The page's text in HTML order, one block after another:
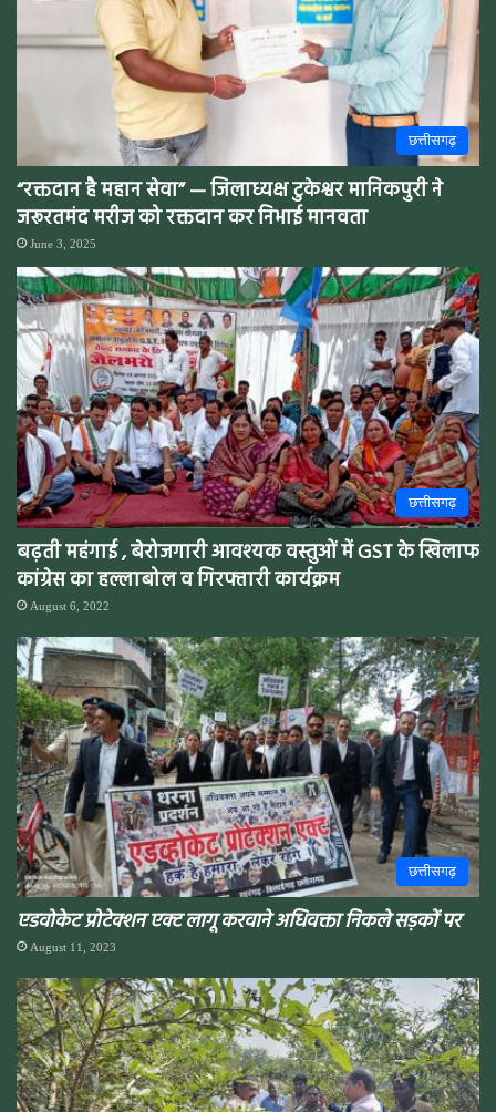
छत्तीसगढ़
“रक्तदान है महान सेवा” — जिलाध्यक्ष टुकेश्वर मानिकपुरी ने
जरूरतमंद मरीज को रक्तदान कर निभाई मानवता
June 3, 2025
छत्तीसगढ़
बढ़ती महंगाई , बेरोजगारी आवश्यक वस्तुओं में GST के खिलाफ
कांग्रेस का हल्लाबोल व गिरफ्तारी कार्यक्रम
August 6, 2022
छत्तीसगढ़
एडवोकेट प्रोटेक्शन एक्ट लागू करवाने अधिवक्ता निकले सड़कों पर
August 11, 2023